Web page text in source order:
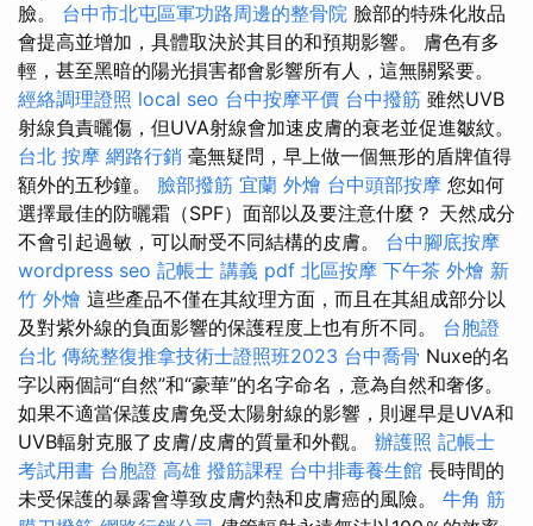
臉。 台中市北屯區軍功路周邊的整骨院 臉部的特殊化妝品
會提高並增加，具體取決於其目的和預期影響。 膚色有多
輕，甚至黑暗的陽光損害都會影響所有人，這無關緊要。
經絡調理證照 local seo 台中按摩平價 台中撥筋 雖然UVB
射線負責曬傷，但UVA射線會加速皮膚的衰老並促進皺紋。
台北 按摩 網路行銷 毫無疑問，早上做一個無形的盾牌值得
額外的五秒鐘。 臉部撥筋 宜蘭 外燴 台中頭部按摩 您如何
選擇最佳的防曬霜（SPF）面部以及要注意什麼？ 天然成分
不會引起過敏，可以耐受不同結構的皮膚。 台中腳底按摩
wordpress seo 記帳士 講義 pdf 北區按摩 下午茶 外燴 新
竹 外燴 這些產品不僅在其紋理方面，而且在其組成部分以
及對紫外線的負面影響的保護程度上也有所不同。 台胞證
台北 傳統整復推拿技術士證照班2023 台中喬骨 Nuxe的名
字以兩個詞“自然”和“豪華”的名字命名，意為自然和奢侈。
如果不適當保護皮膚免受太陽射線的影響，則遲早是UVA和
UVB輻射克服了皮膚/皮膚的質量和外觀。 辦護照 記帳士
考試用書 台胞證 高雄 撥筋課程 台中排毒養生館 長時間的
未受保護的暴露會導致皮膚灼熱和皮膚癌的風險。 牛角 筋